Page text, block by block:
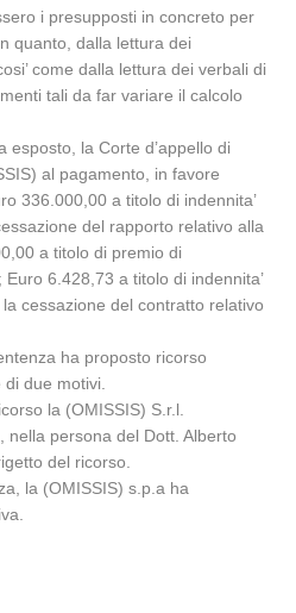
i presupposti in concreto per
quanto, dalla lettura dei
come dalla lettura dei verbali di
tali da far variare il calcolo
esposto, la Corte d’appello di
al pagamento, in favore
336.000,00 a titolo di indennita’
del rapporto relativo alla
a titolo di premio di
Euro 6.428,73 a titolo di indennita’
cessazione del contratto relativo
ha proposto ricorso
due motivi.
la (OMISSIS) S.r.l.
nella persona del Dott. Alberto
del ricorso.
la (OMISSIS) s.p.a ha